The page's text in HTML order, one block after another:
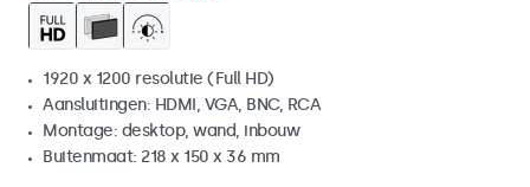
1920 x 1200 resolutie (Full HD)
Aansluitingen: HDMI, VGA, BNC, RCA
Montage: desktop, wand, inbouw
Buitenmaat: 218 x 150 x 36 mm